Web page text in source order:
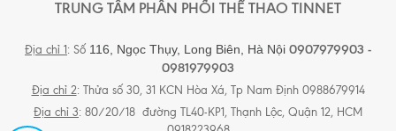
TRUNG TÂM PHÂN PHỐI THỂ THAO TINNET
Địa chỉ 1 : Số 116, Ngọc Thụy, Long Biên, Hà Nội 0907979903 -
0981979903
Địa chỉ 2: Thửa số 30, 31 KCN Hòa Xá, Tp Nam Định 0988679914
Địa chỉ 3: 80/20/18 đường TL40-KP1, Thạnh Lộc, Quận 12, HCM